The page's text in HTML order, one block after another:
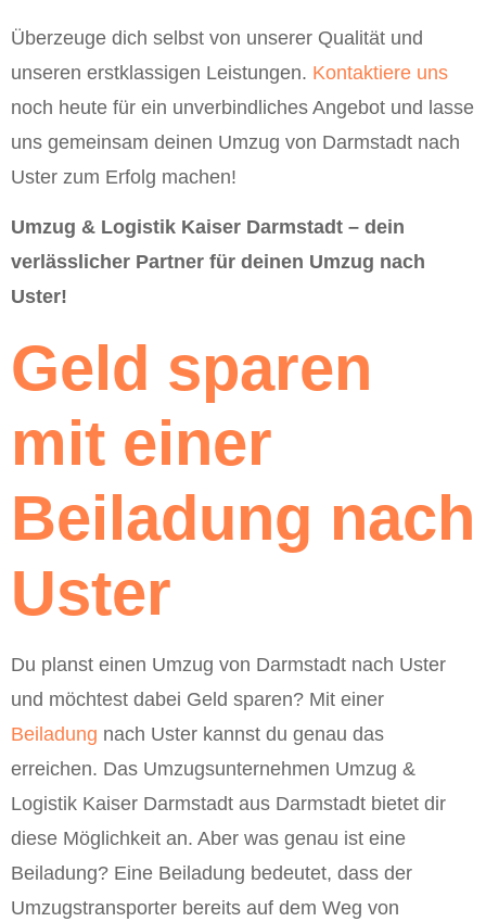
Überzeuge dich selbst von unserer Qualität und
unseren erstklassigen Leistungen. Kontaktiere uns
noch heute für ein unverbindliches Angebot und lasse
uns gemeinsam deinen Umzug von Darmstadt nach
Uster zum Erfolg machen!
Umzug & Logistik Kaiser Darmstadt – dein
verlässlicher Partner für deinen Umzug nach
Uster!
Geld sparen
mit einer
Beiladung nach
Uster
Du planst einen Umzug von Darmstadt nach Uster
und möchtest dabei Geld sparen? Mit einer
Beiladung nach Uster kannst du genau das
erreichen. Das Umzugsunternehmen Umzug &
Logistik Kaiser Darmstadt aus Darmstadt bietet dir
diese Möglichkeit an. Aber was genau ist eine
Beiladung? Eine Beiladung bedeutet, dass der
Umzugstransporter bereits auf dem Weg von